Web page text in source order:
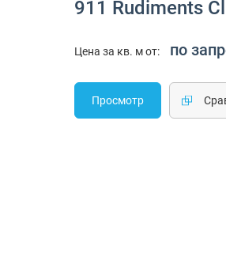
911 Rudiments
Цена за кв. м от: по
Просмотр